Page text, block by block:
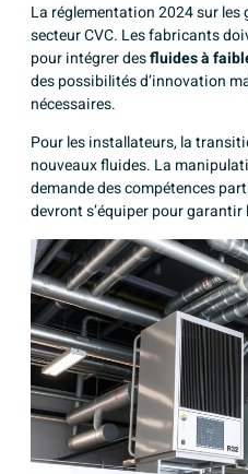
La réglementation 2024 sur les
secteur CVC. Les fabricants
pour intégrer desfluides à
des possibilités d’innovation
nécessaires.
Pour les installateurs, la
nouveaux fluides. La
demande des compétences
devront s’équiper pour